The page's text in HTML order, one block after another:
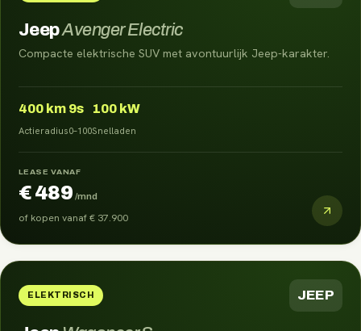
JeepAvenger Electric
Compacte elektrische SUV met avontuurlijk Jeep-karakter.
400 km
Actieradius
9s
0–100
100 kW
Snelladen
LEASE VANAF
€ 489 /mnd
of kopen vanaf€ 37.900
ELEKTRISCH JEEP